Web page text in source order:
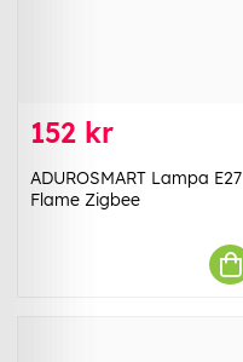
152 kr
ADUROSMART Lampa E27
Flame Zigbee